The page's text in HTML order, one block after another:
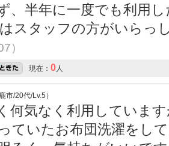
、半年に一度でも利用
スタッフの方がいらっ
）
現在： 0人
市/20代/Lv.5）
何気なく利用していま
ていたお布団洗濯をし